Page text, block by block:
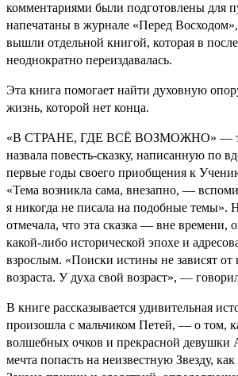
комментариями были подготовлены для
напечатаны в журнале «Перед
вышли отдельной книгой, которая в
неоднократно переиздавалась.
Эта книга помогает найти духовную
жизнь, которой нет конца.
«В СТРАНЕ, ГДЕ ВСЁ ВОЗМОЖНО» —
назвала повесть-сказку, написанную по
первые годы своего приобщения к
«Тема возникла сама, внезапно, —
я никогда не писала на подобные темы».
отмечала, что эта сказка — вне времени,
какой-либо исторической эпохе и
взрослым. «Поиски истины не зависят от
возраста. У духа свой возраст», —
В книге рассказывается удивительная
произошла с мальчиком Петей, — о том,
волшебных очков и прекрасной девушки
мечта попасть на неизвестную Звезду,